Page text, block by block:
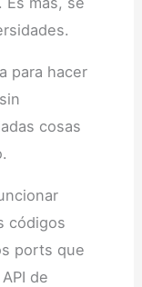
para hacer
cosas
códigos
ports que
de